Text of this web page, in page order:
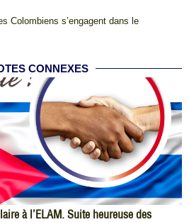
Colombiens s’engagent dans le
CONNEXES
à l’ELAM. Suite heureuse des